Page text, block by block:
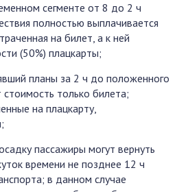
сегменте от 8 до 2 ч
полностью выплачивается
на билет, а к ней
(50%) плацкарты;
планы за 2 ч до положенного
только билета;
на плацкарту,
пассажиры могут вернуть
времени не позднее 12 ч
в данном случае